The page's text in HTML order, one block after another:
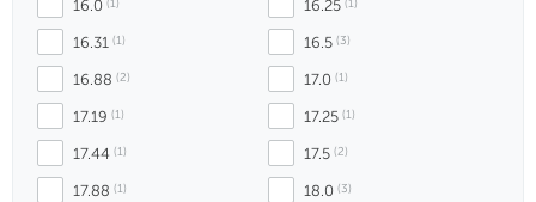
16.0 (1) 16.25 (1)
16.31 (1) 16.5 (3)
16.88 (2) 17.0 (1)
17.19 (1) 17.25 (1)
17.44 (1) 17.5 (2)
17.88 (1) 18.0 (3)